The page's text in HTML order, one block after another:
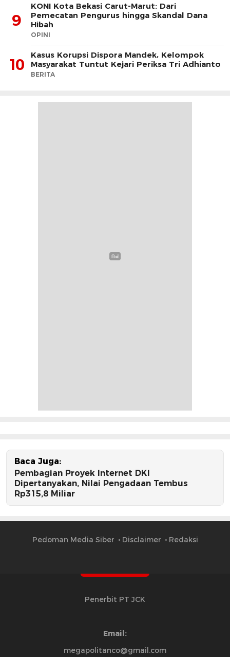
9
KONI Kota Bekasi Carut-Marut: Dari
Pemecatan Pengurus hingga Skandal Dana
Hibah
OPINI
10
Kasus Korupsi Dispora Mandek, Kelompok
Masyarakat Tuntut Kejari Periksa Tri Adhianto
BERITA
Baca Juga:
Pembagian Proyek Internet DKI
Dipertanyakan, Nilai Pengadaan Tembus
Rp315,8 Miliar
Pedoman Media Siber Disclaimer Redaksi
Penerbit PT JCK
Email:
megapolitanco@gmail.com